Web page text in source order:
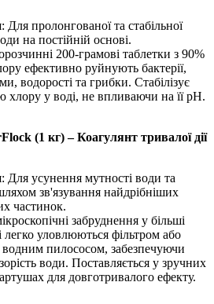
пролонгованої та стабільної
на постійній основі.
200-грамові таблетки з 90%
ефективно руйнують бактерії,
водорості та грибки. Стабілізує
хлору у воді, не впливаючи на її pH.
(1 кг) – Коагулянт тривалої дії
Для усунення мутності води та
зв'язування найдрібніших
частинок.
забруднення у більші
легко уловлюються фільтром або
пилососом, забезпечуючи
води. Поставляється у зручних
для довготривалого ефекту.